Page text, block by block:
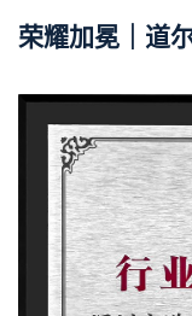
荣耀加冕｜道